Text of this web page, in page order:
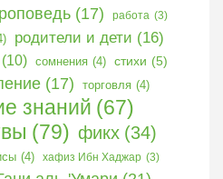
(17) работа (3)
родители и дети (16)
(10) сомнения (4) стихи (5)
(17) торговля (4)
знаний (67)
(79) фикх (34)
(4) хафиз Ибн Хаджар (3)